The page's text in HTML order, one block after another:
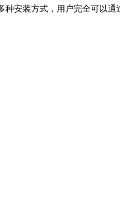
安装方式，用户完全可以通